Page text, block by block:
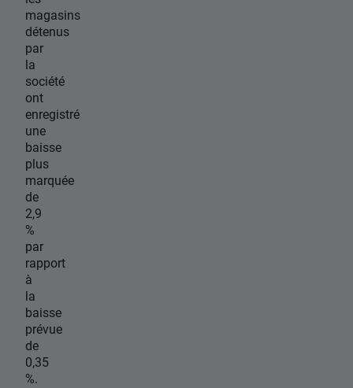
magasins
détenus
par
la
société
ont
enregistré
une
baisse
plus
marquée
de
2,9
%
par
rapport
à
la
baisse
prévue
de
0,35
%.